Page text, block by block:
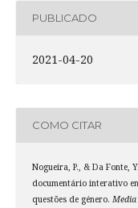
PUBLICADO
2021-04-20
COMO CITAR
Nogueira, P., & Da Fonte,
documentário interativo
questões de género.